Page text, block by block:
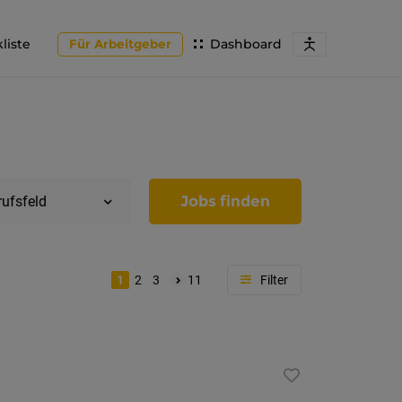
Dashboard
Für Arbeitgeber
Jobs finden
1 2 3 11